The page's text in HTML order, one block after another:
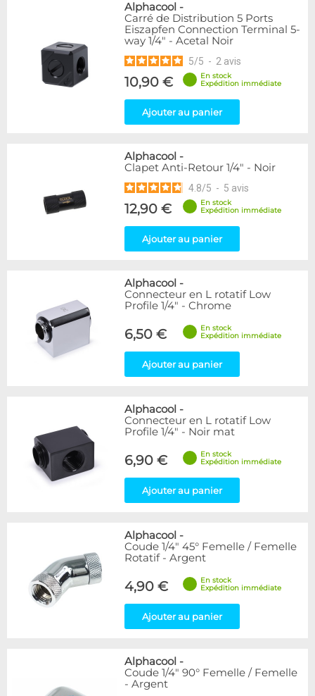
Alphacool -
Carré de Distribution 5 Ports
Eiszapfen Connection Terminal 5-
way 1/4" - Acetal Noir
5/5 - 2 avis
10,90 €
En stock
Expédition immédiate
Ajouter au panier
Alphacool -
Clapet Anti-Retour 1/4" - Noir
4.8/5 - 5 avis
12,90 €
En stock
Expédition immédiate
Ajouter au panier
Alphacool -
Connecteur en L rotatif Low
Profile 1/4" - Chrome
6,50 €
En stock
Expédition immédiate
Ajouter au panier
Alphacool -
Connecteur en L rotatif Low
Profile 1/4" - Noir mat
6,90 €
En stock
Expédition immédiate
Ajouter au panier
Alphacool -
Coude 1/4" 45° Femelle / Femelle
Rotatif - Argent
4,90 €
En stock
Expédition immédiate
Ajouter au panier
Alphacool -
Coude 1/4" 90° Femelle / Femelle
- Argent